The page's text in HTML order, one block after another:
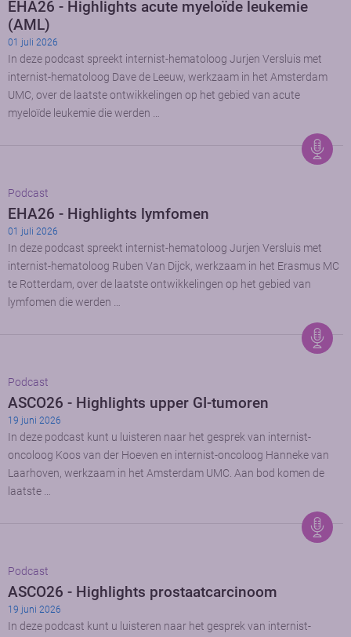
EHA26 - Highlights acute myeloïde leukemie
(AML)
01 juli 2026
In deze podcast spreekt internist-hematoloog Jurjen Versluis met
internist-hematoloog Dave de Leeuw, werkzaam in het Amsterdam
UMC, over de laatste ontwikkelingen op het gebied van acute
myeloïde leukemie die werden …
Podcast
EHA26 - Highlights lymfomen
01 juli 2026
In deze podcast spreekt internist-hematoloog Jurjen Versluis met
internist-hematoloog Ruben Van Dijck, werkzaam in het Erasmus MC
te Rotterdam, over de laatste ontwikkelingen op het gebied van
lymfomen die werden …
Podcast
ASCO26 - Highlights upper GI-tumoren
19 juni 2026
In deze podcast kunt u luisteren naar het gesprek van internist-
oncoloog Koos van der Hoeven en internist-oncoloog Hanneke van
Laarhoven, werkzaam in het Amsterdam UMC. Aan bod komen de
laatste …
Podcast
ASCO26 - Highlights prostaatcarcinoom
19 juni 2026
In deze podcast kunt u luisteren naar het gesprek van internist-